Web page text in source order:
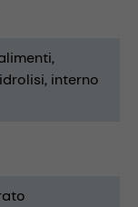
interno